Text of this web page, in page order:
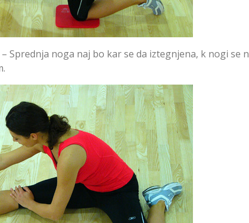
– Sprednja noga naj bo kar se da iztegnjena, k nogi se